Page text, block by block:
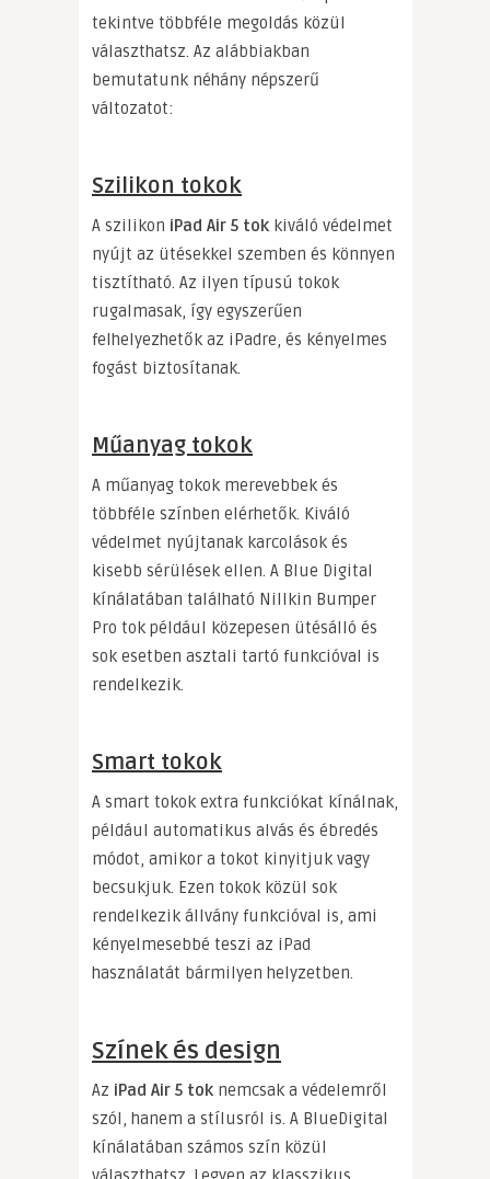
tekintve többféle megoldás közül
választhatsz. Az alábbiakban
bemutatunk néhány népszerű
változatot:
Szilikon tokok
A szilikon iPad Air 5 tok kiváló védelmet
nyújt az ütésekkel szemben és könnyen
tisztítható. Az ilyen típusú tokok
rugalmasak, így egyszerűen
felhelyezhetők az iPadre, és kényelmes
fogást biztosítanak.
Műanyag tokok
A műanyag tokok merevebbek és
többféle színben elérhetők. Kiváló
védelmet nyújtanak karcolások és
kisebb sérülések ellen. A Blue Digital
kínálatában található Nillkin Bumper
Pro tok például közepesen ütésálló és
sok esetben asztali tartó funkcióval is
rendelkezik.
Smart tokok
A smart tokok extra funkciókat kínálnak,
például automatikus alvás és ébredés
módot, amikor a tokot kinyitjuk vagy
becsukjuk. Ezen tokok közül sok
rendelkezik állvány funkcióval is, ami
kényelmesebbé teszi az iPad
használatát bármilyen helyzetben.
Színek és design
Az iPad Air 5 tok nemcsak a védelemről
szól, hanem a stílusról is. A BlueDigital
kínálatában számos szín közül